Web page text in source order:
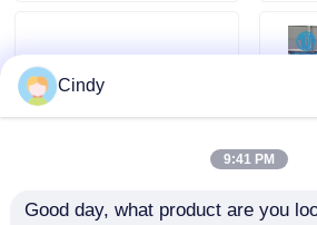
De Zijspiegels van de golfkar
Het Dashboard van de golfkar
Cindy
9:41 PM
Good day, what product are you